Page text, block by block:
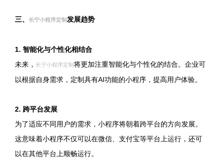
三、 长宁小程序定制 发展趋势
1. 智能化与个性化相结合
未来， 长宁小程序定制 将更加注重智能化与个性化的结合。企业可
以根据自身需求，定制具有AI功能的小程序，提高用户体验。
2. 跨平台发展
为了适应不同用户的需求，小程序将朝着跨平台的方向发展。
这意味着小程序不仅可以在微信、支付宝等平台上运行，还可
以在其他平台上顺畅运行。